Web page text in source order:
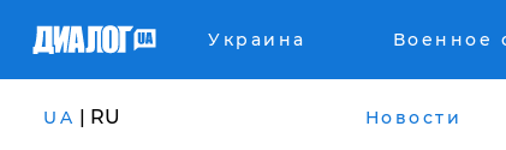
Украина Военное
UA | RU Новости